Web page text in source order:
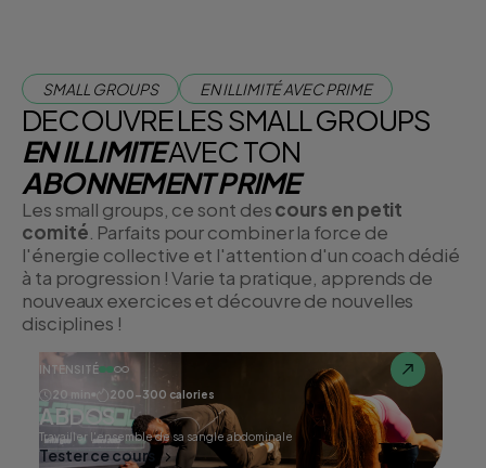
SMALL GROUPS EN ILLIMITÉ AVEC PRIME
DECOUVRE LES SMALL GROUPS
EN ILLIMITEAVEC TON
ABONNEMENT PRIME
Les small groups, ce sont descours en petit
comité . Parfaits pour combiner la force de
l'énergie collective et l'attention d'un coach dédié
à ta progression ! Varie ta pratique, apprends de
nouveaux exercices et découvre de nouvelles
disciplines !
INTENSITÉ
20 min
200-300 calories
ABDOS
Travailler l'ensemble de sa sangle abdominale
Tester ce cours